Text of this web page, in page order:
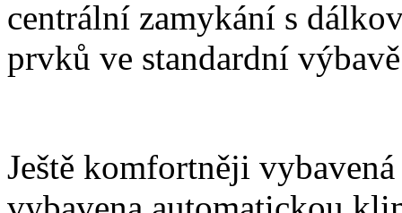
centrální zamykání s
prvků ve standardní
Ještě komfortněji